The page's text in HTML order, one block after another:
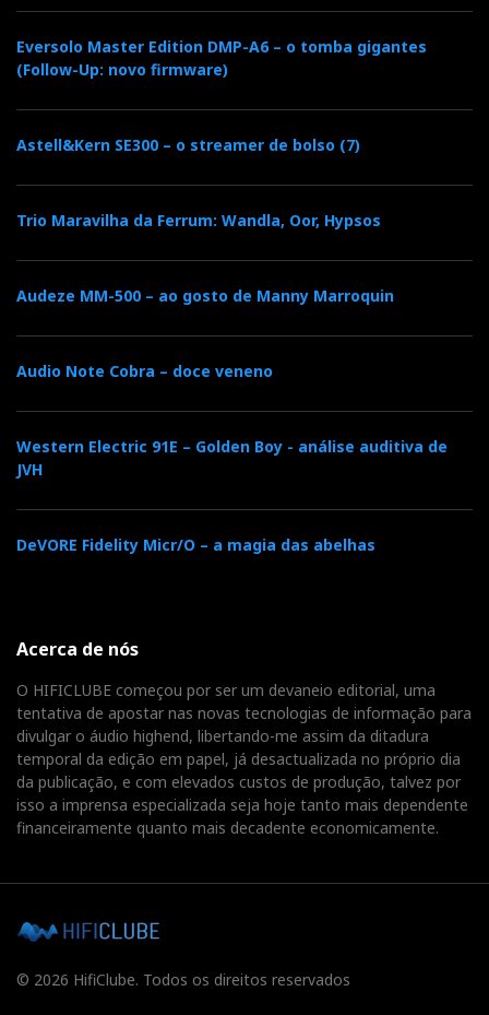
Eversolo Master Edition DMP-A6 – o tomba gigantes
(Follow-Up: novo firmware)
Astell&Kern SE300 – o streamer de bolso (7)
Trio Maravilha da Ferrum: Wandla, Oor, Hypsos
Audeze MM-500 – ao gosto de Manny Marroquin
Audio Note Cobra – doce veneno
Western Electric 91E – Golden Boy - análise auditiva de
JVH
DeVORE Fidelity Micr/O – a magia das abelhas
Acerca de nós
O HIFICLUBE começou por ser um devaneio editorial, uma
tentativa de apostar nas novas tecnologias de informação para
divulgar o áudio highend, libertando-me assim da ditadura
temporal da edição em papel, já desactualizada no próprio dia
da publicação, e com elevados custos de produção, talvez por
isso a imprensa especializada seja hoje tanto mais dependente
financeiramente quanto mais decadente economicamente.
© 2026 HifiClube. Todos os direitos reservados